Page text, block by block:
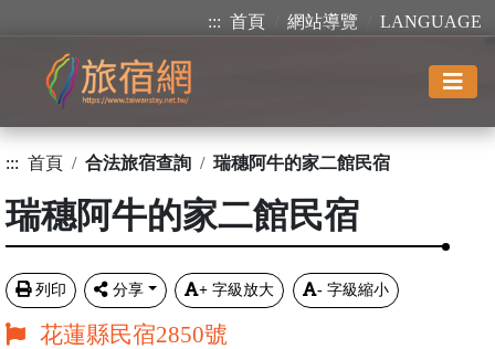
::: 首頁 網站導覽 LANGUAGE
::: 首頁 合法旅宿查詢 瑞穗阿牛的家二館民宿
瑞穗阿牛的家二館民宿
列印 分享 + 字級放大 - 字級縮小
花蓮縣民宿2850號